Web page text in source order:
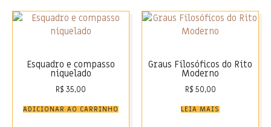
Esquadro e compasso
niquelado
R$ 35,00
ADICIONAR AO CARRINHO
Graus Filosóficos do Rito
Moderno
R$ 50,00
LEIA MAIS